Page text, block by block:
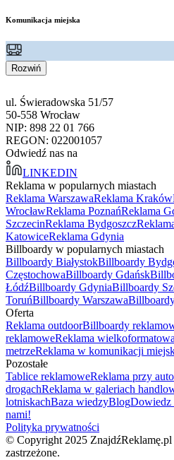
Komunikacja miejska
Rozwiń
ul. Świeradowska 51/57
50-558 Wrocław
NIP: 898 22 01 766
REGON: 022001057
Odwiedź nas na
LINKEDIN
Reklama w popularnych miastach
Reklama WarszawaReklama Kraków
WrocławReklama PoznańReklama
SzczecinReklama Bydgoszcz
KatowiceReklama Gdynia
Billboardy w popularnych miastach
Billboardy BiałystokBillboardy
CzęstochowaBillboardy Gdańsk
ŁódźBillboardy GdyniaBillboardy
ToruńBillboardy Warszawa
Oferta
Reklama outdoorBillboardy
reklamoweReklama
metrzeReklama w komunikacji
Pozostałe
Tablice reklamoweReklama przy
drogachReklama w galeriach
lotniskachBaza wiedzyBlogDowiedz
nami!
Polityka prywatności
© Copyright 2025
zastrzeżone.